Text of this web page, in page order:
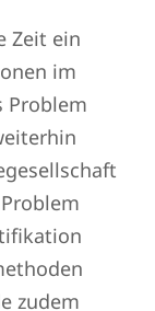
Zeit ein
im
Problem
zudem